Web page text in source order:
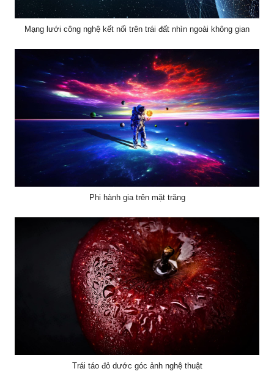
Mạng lưới công nghệ kết nối trên trái đất nhìn ngoài không gian
Phi hành gia trên mặt trăng
Trái táo đỏ dước góc ảnh nghệ thuật